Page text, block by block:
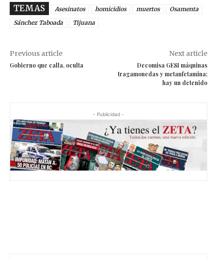
TEMAS Asesinatos homicidios muertos
Osamenta
Sánchez Taboada
Tijuana
Previous article
Gobierno que calla, oculta
Next article
Decomisa GESI máquinas
tragamonedas y metanfetamina;
hay un detenido
- Publicidad -